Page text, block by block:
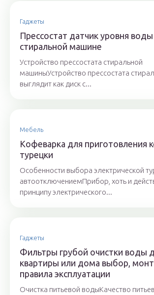
Гаджеты
Прессостат датчик уровня воды
стиральной машине
Устройство прессостата стиральной
машиныУстройство прессостата
выглядит как диск с...
Мебель
Кофеварка для приготовления
турецки
Особенности выбора электрической
автоотключениемПрибор, хоть и
принципу электрического...
Гаджеты
Фильтры грубой очистки воды
квартиры или дома выбор,
правила эксплуатации
Очистка питьевой водыКачество